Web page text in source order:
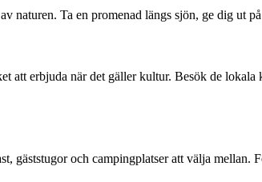
naturen. Ta en promenad längs sjön, ge dig ut
att erbjuda när det gäller kultur. Besök de
gäststugor och campingplatser att välja